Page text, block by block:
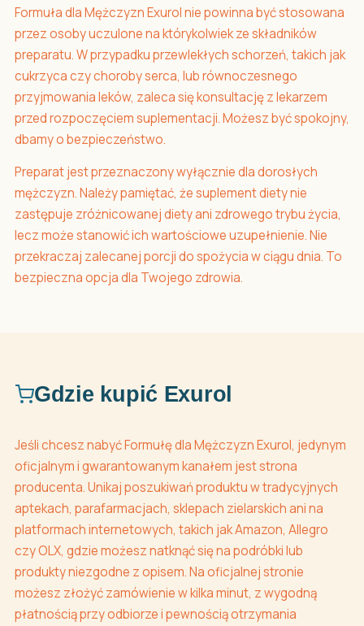
Formuła dla Mężczyzn Exurol nie powinna być stosowana
przez osoby uczulone na którykolwiek ze składników
preparatu. W przypadku przewlekłych schorzeń, takich jak
cukrzyca czy choroby serca, lub równoczesnego
przyjmowania leków, zaleca się konsultację z lekarzem
przed rozpoczęciem suplementacji. Możesz być spokojny,
dbamy o bezpieczeństwo.
Preparat jest przeznaczony wyłącznie dla dorosłych
mężczyzn. Należy pamiętać, że suplement diety nie
zastępuje zróżnicowanej diety ani zdrowego trybu życia,
lecz może stanowić ich wartościowe uzupełnienie. Nie
przekraczaj zalecanej porcji do spożycia w ciągu dnia. To
bezpieczna opcja dla Twojego zdrowia.
Gdzie kupić Exurol
Jeśli chcesz nabyć Formułę dla Mężczyzn Exurol, jedynym
oficjalnym i gwarantowanym kanałem jest strona
producenta. Unikaj poszukiwań produktu w tradycyjnych
aptekach, parafarmacjach, sklepach zielarskich ani na
platformach internetowych, takich jak Amazon, Allegro
czy OLX, gdzie możesz natknąć się na podróbki lub
produkty niezgodne z opisem. Na oficjalnej stronie
możesz złożyć zamówienie w kilka minut, z wygodną
płatnością przy odbiorze i pewnością otrzymania